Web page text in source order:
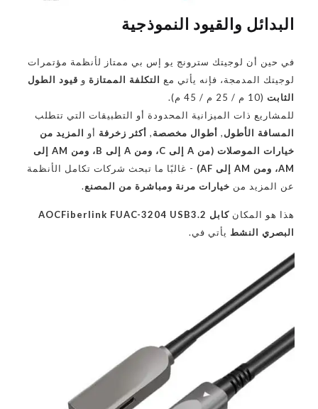
البدائل والقيود النموذجية
في حين أن لوجيتك سترونج يو إس بي ممتاز لأنظمة مؤتمرات
لوجيتك المدمجة، فإنه يأتي مع التكلفة الممتازة و قيود الطول
الثابت (10 م / 25 م / 45 م).
للمشاريع ذات الميزانية المحدودة أو التطبيقات التي تتطلب
المسافة الأطول, أطوال مخصصة, أكثر زخرفة أو المزيد من
خيارات الموصلات (من A إلى C، ومن A إلى B، ومن AM إلى
AM، ومن AM إلى AF)
- غالبًا ما تبحث شركات تكامل الأنظمة
عن المزيد من خيارات مرنة ومباشرة من المصنع.
هذا هو المكان
كابل AOCFiberlink FUAC-3204 USB3.2
البصري النشط يأتي في.